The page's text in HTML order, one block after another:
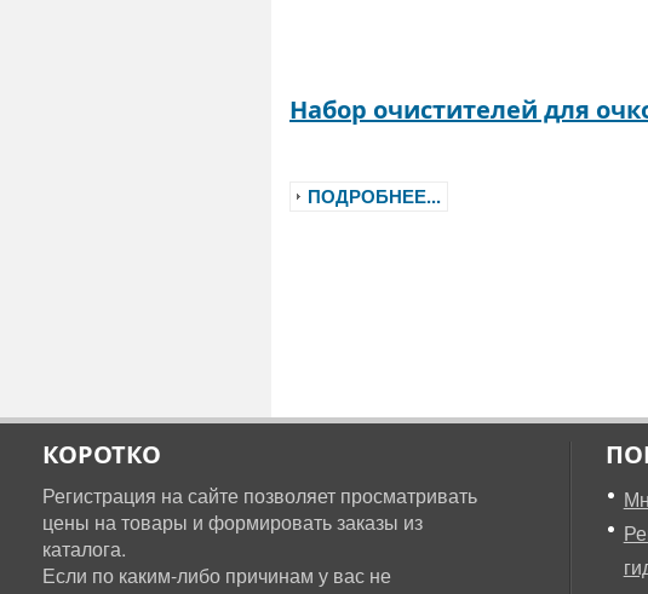
Набор очистителей для
ПОДРОБНЕЕ...
КОРОТКО
Регистрация на сайте позволяет просматривать
цены на товары и формировать заказы из
каталога.
Если по каким-либо причинам у вас не